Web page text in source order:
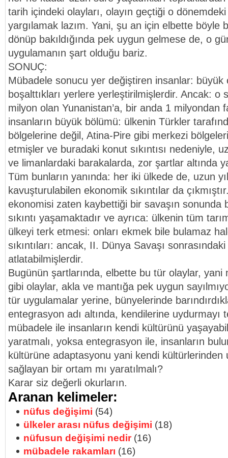
tarih içindeki olayları, olayın geçtiği o
yargılamak lazım. Yani, şu an için elbette böyle
dönüp bakıldığında pek uygun gelmese de, o
uygulamanın şart olduğu bariz.
SONUÇ:
Mübadele sonucu yer değiştiren insanlar: büyük
boşalttıkları yerlere yerleştirilmişlerdir. Ancak: o
milyon olan Yunanistan’a, bir anda 1 milyondan
insanların büyük bölümü: ülkenin Türkler
bölgelerine değil, Atina-Pire gibi merkezi
etmişler ve buradaki konut sıkıntısı nedeniyle,
ve limanlardaki barakalarda, zor şartlar altında
Tüm bunların yanında: her iki ülkede de, uzun
kavuşturulabilen ekonomik sıkıntılar da
ekonomisi zaten kaybettiği bir savaşın sonunda
sıkıntı yaşamaktadır ve ayrıca: ülkenin tüm
ülkeyi terk etmesi: onları ekmek bile bulamaz
sıkıntıları: ancak, II. Dünya Savaşı
atlatabilmişlerdir.
Bugünün şartlarında, elbette bu tür olaylar, yani
gibi olaylar, akla ve mantığa pek uygun
tür uygulamalar yerine, bünyelerinde
entegrasyon adı altında, kendilerine uydurmayı
mübadele ile insanların kendi kültürünü
yaratmalı, yoksa entegrasyon ile, insanların
kültürüne adaptasyonu yani kendi kültürlerinden
sağlayan bir ortam mı yaratılmalı?
Karar siz değerli okurların.
Aranan kelimeler:
nüfus değişimi (54)
ülkeler arası nüfus değişimi (18)
nüfusun değişimi nedir(16)
mübadele rakamları (16)